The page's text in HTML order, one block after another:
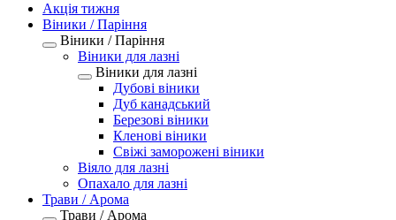
Акція тижня
Віники / Паріння
Віники / Паріння
Віники для лазні
Віники для лазні
Дубові віники
Дуб канадський
Березові віники
Кленові віники
Свіжі заморожені віники
Віяло для лазні
Опахало для лазні
Трави / Арома
Трави / Арома